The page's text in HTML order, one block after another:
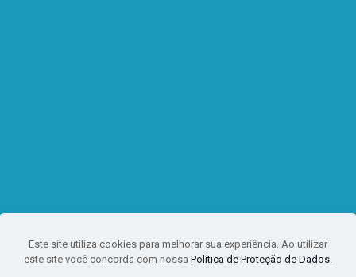
Este site utiliza cookies para melhorar sua experiência. Ao utilizar
este site você concorda com nossa Política de Proteção de Dados.